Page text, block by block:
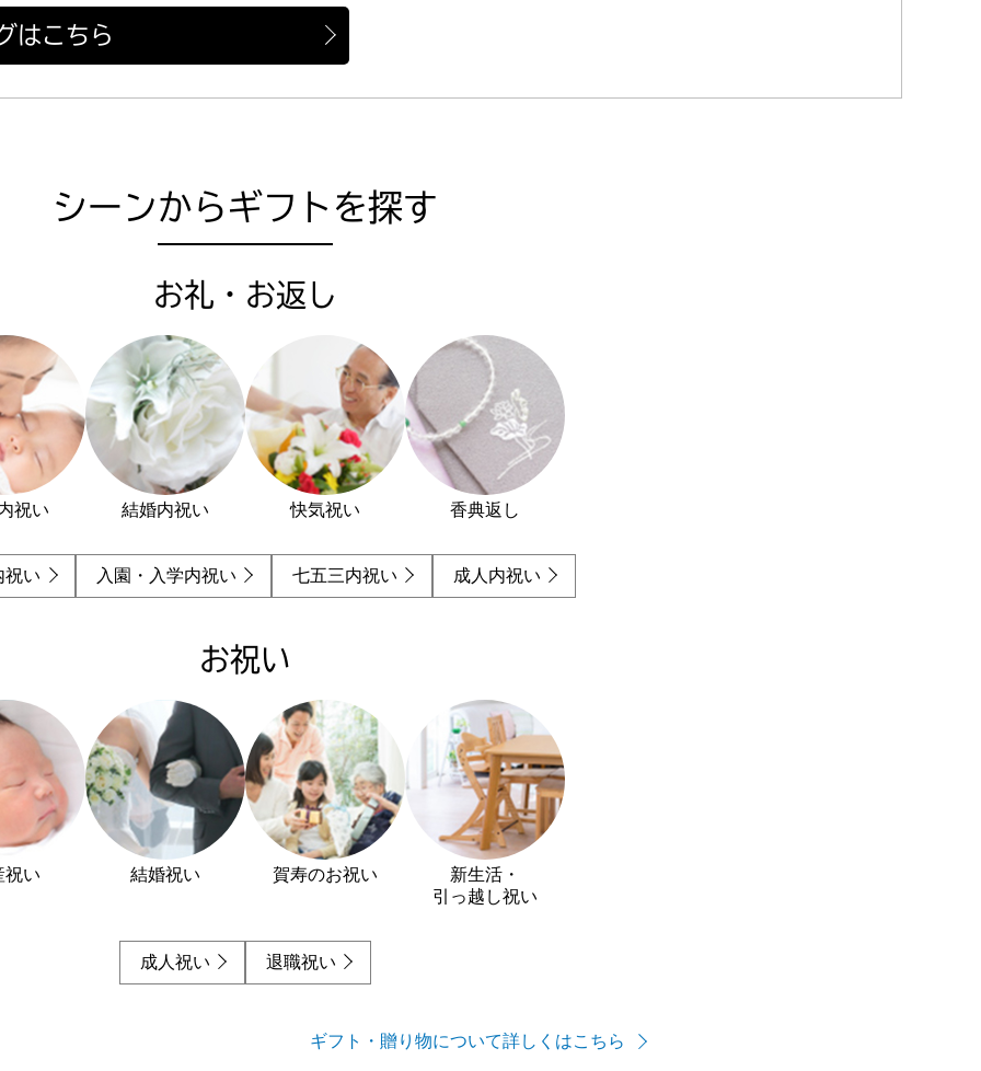
はこちら
シーンからギフトを探す
お礼・お返し
祝い 結婚内祝い 快気祝い 香典返し
祝い 入園・入学内祝い 七五三内祝い 成人内祝い
お祝い
祝い 結婚祝い 賀寿のお祝い
新生活・
引っ越し祝い
成人祝い 退職祝い
ギフト・贈り物について詳しくはこちら